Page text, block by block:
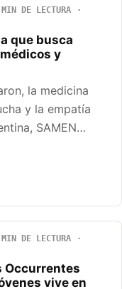
DE LECTURA
que busca
y
la medicina
y la empatía
SAMEN…
DE LECTURA
Occurrentes
vive en